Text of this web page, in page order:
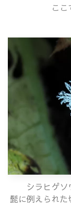
こ
シラヒゲ
髭に例えられ